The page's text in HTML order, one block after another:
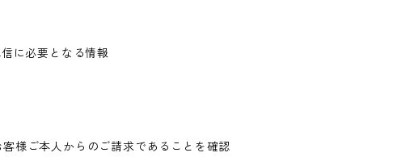
に必要となる情報
様ご本人からのご請求であることを確認